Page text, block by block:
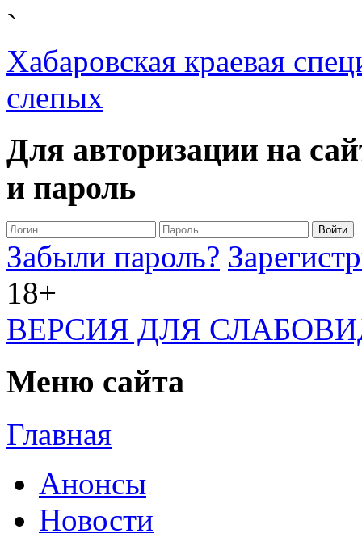
`
Хабаровская краевая
слепых
Для авторизации на
и пароль
Забыли пароль?
18+
ВЕРСИЯ ДЛЯ
Меню сайта
Главная
Анонсы
Новости